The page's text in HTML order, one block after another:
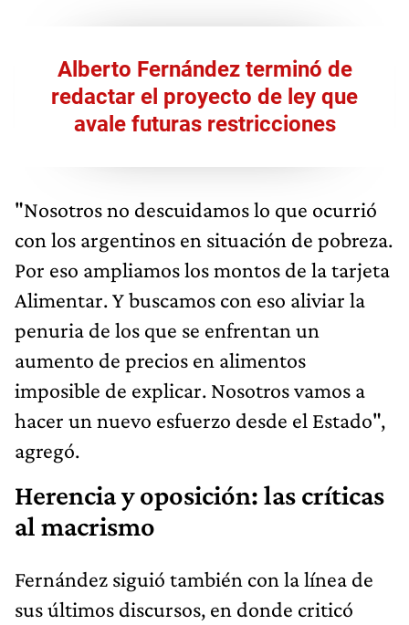
Alberto Fernández terminó de
redactar el proyecto de ley que
avale futuras restricciones
"Nosotros no descuidamos lo que ocurrió
con los argentinos en situación de pobreza.
Por eso ampliamos los montos de la tarjeta
Alimentar. Y buscamos con eso aliviar la
penuria de los que se enfrentan un
aumento de precios en alimentos
imposible de explicar. Nosotros vamos a
hacer un nuevo esfuerzo desde el Estado",
agregó.
Herencia y oposición: las críticas
al macrismo
Fernández siguió también con la línea de
sus últimos discursos, en donde criticó